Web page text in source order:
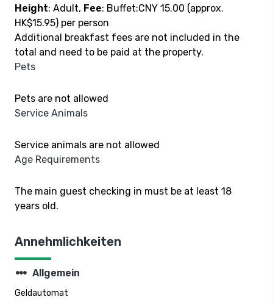
Height: Adult, Fee: Buffet:CNY 15.00 (approx.
HK$15.95) per person
Additional breakfast fees are not included in the
total and need to be paid at the property.
Pets
Pets are not allowed
Service Animals
Service animals are not allowed
Age Requirements
The main guest checking in must be at least 18
years old.
Annehmlichkeiten
steppers Allgemein
Geldautomat